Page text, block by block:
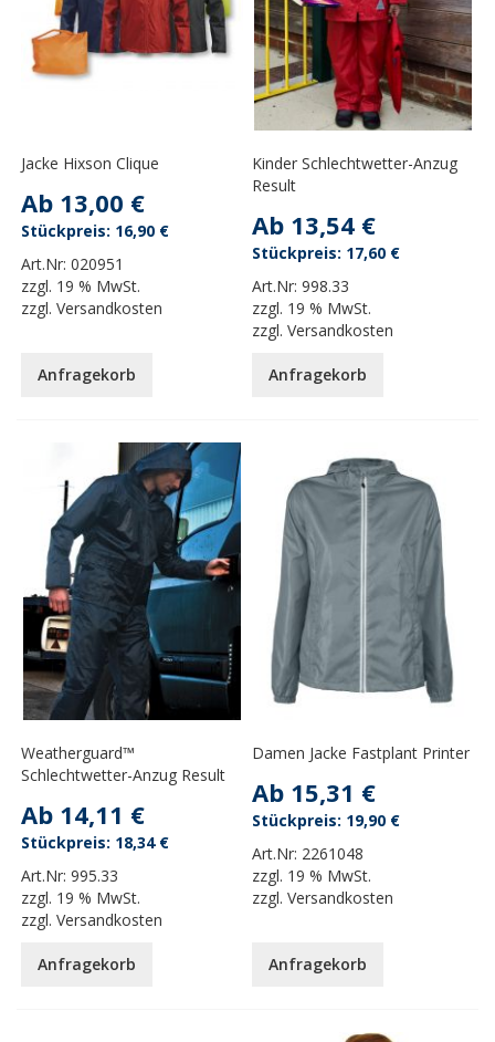
Jacke Hixson Clique
Ab 13,00 €
Art.Nr:020951
zzgl. 19 % MwSt.
zzgl.Versandkosten
16,90 €
Anfragekorb
Kinder Schlechtwetter-Anzug
Result
Ab 13,54 €
Art.Nr:998.33
zzgl. 19 % MwSt.
zzgl.Versandkosten
17,60 €
Anfragekorb
Weatherguard™
Schlechtwetter-Anzug Result
Ab 14,11 €
Art.Nr:995.33
zzgl. 19 % MwSt.
zzgl.Versandkosten
18,34 €
Anfragekorb
Damen Jacke Fastplant Printer
Ab 15,31 €
Art.Nr: 2261048
zzgl. 19 % MwSt.
zzgl.Versandkosten
19,90 €
Anfragekorb